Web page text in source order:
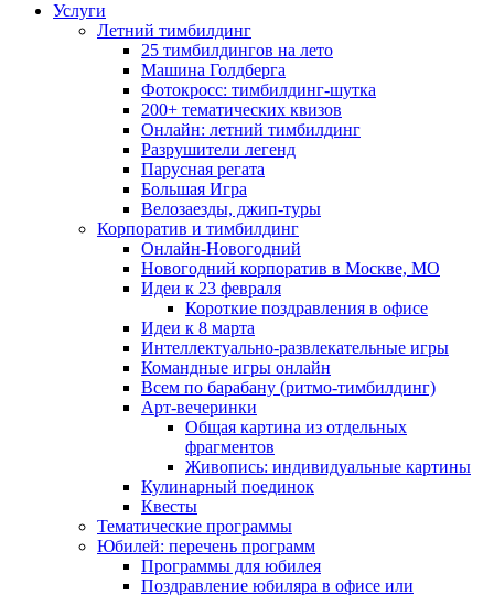
Услуги
Летний тимбилдинг
25 тимбилдингов на лето
Машина Голдберга
Фотокросс: тимбилдинг-шутка
200+ тематических квизов
Онлайн: летний тимбилдинг
Разрушители легенд
Парусная регата
Большая Игра
Велозаезды, джип-туры
Корпоратив и тимбилдинг
Онлайн-Новогодний
Новогодний корпоратив в Москве, МО
Идеи к 23 февраля
Короткие поздравления в офисе
Идеи к 8 марта
Интеллектуально-развлекательные игры
Командные игры онлайн
Всем по барабану (ритмо-тимбилдинг)
Арт-вечеринки
Общая картина из отдельных
фрагментов
Живопись: индивидуальные картины
Кулинарный поединок
Квесты
Тематические программы
Юбилей: перечень программ
Программы для юбилея
Поздравление юбиляра в офисе или